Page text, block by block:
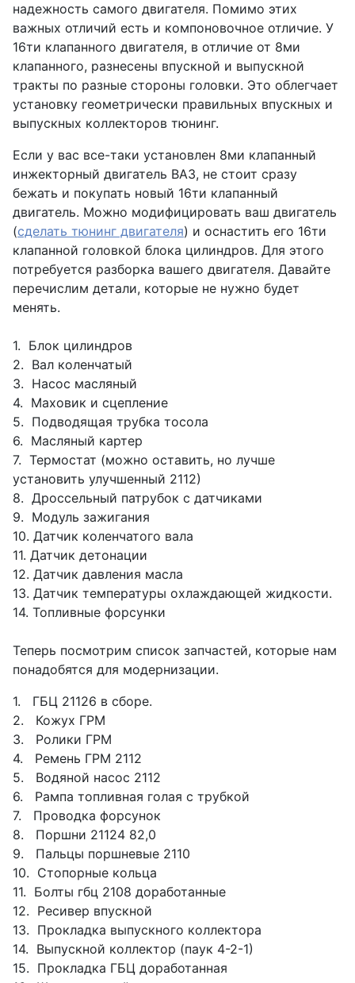
надежность самого двигателя. Помимо этих
важных отличий есть и компоновочное отличие. У
16ти клапанного двигателя, в отличие от 8ми
клапанного, разнесены впускной и выпускной
тракты по разные стороны головки. Это облегчает
установку геометрически правильных впускных и
выпускных коллекторов тюнинг.
Если у вас все-таки установлен 8ми клапанный
инжекторный двигатель ВАЗ, не стоит сразу
бежать и покупать новый 16ти клапанный
двигатель. Можно модифицировать ваш двигатель
(сделать тюнинг двигателя) и оснастить его 16ти
клапанной головкой блока цилиндров. Для этого
потребуется разборка вашего двигателя. Давайте
перечислим детали, которые не нужно будет
менять.
1. Блок цилиндров
2. Вал коленчатый
3. Насос масляный
4. Маховик и сцепление
5. Подводящая трубка тосола
6. Масляный картер
7. Термостат (можно оставить, но лучше
установить улучшенный 2112)
8. Дроссельный патрубок с датчиками
9. Модуль зажигания
10. Датчик коленчатого вала
11. Датчик детонации
12. Датчик давления масла
13. Датчик температуры охлаждающей жидкости.
14. Топливные форсунки
Теперь посмотрим список запчастей, которые нам
понадобятся для модернизации.
1. ГБЦ 21126 в сборе.
2. Кожух ГРМ
3. Ролики ГРМ
4. Ремень ГРМ 2112
5. Водяной насос 2112
6. Рампа топливная голая с трубкой
7. Проводка форсунок
8. Поршни 21124 82,0
9. Пальцы поршневые 2110
10. Стопорные кольца
11. Болты гбц 2108 доработанные
12. Ресивер впускной
13. Прокладка выпускного коллектора
14. Выпускной коллектор (паук 4-2-1)
15. Прокладка ГБЦ доработанная